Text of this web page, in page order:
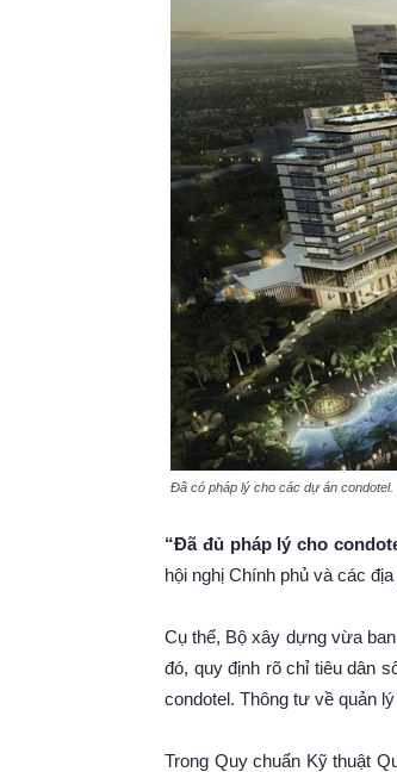
Đã có pháp lý cho các dự án condotel.
“Đã đủ pháp lý cho
hội nghị Chính phủ và các
Cụ thể, Bộ xây dựng vừa
đó, quy định rõ chỉ tiêu dân
condotel. Thông tư về quản
Trong Quy chuẩn Kỹ thuật